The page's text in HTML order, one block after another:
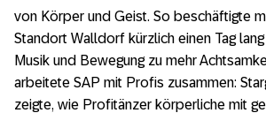
von Körper und Geist. So beschäftigte
Standort Walldorf kürzlich einen Tag
Musik und Bewegung zu mehr
arbeitete SAP mit Profis zusammen:
zeigte, wie Profitänzer körperliche mit